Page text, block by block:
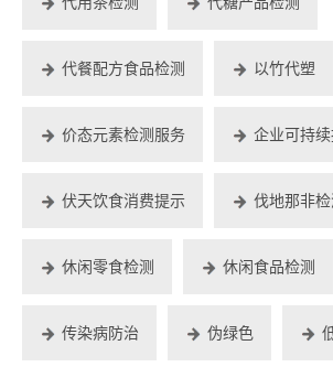
代餐配方食品检测 以竹代塑
价态元素检测服务 企业可持
伏天饮食消费提示 伐地那非检
休闲零食检测 休闲食品检测
传染病防治 伪绿色